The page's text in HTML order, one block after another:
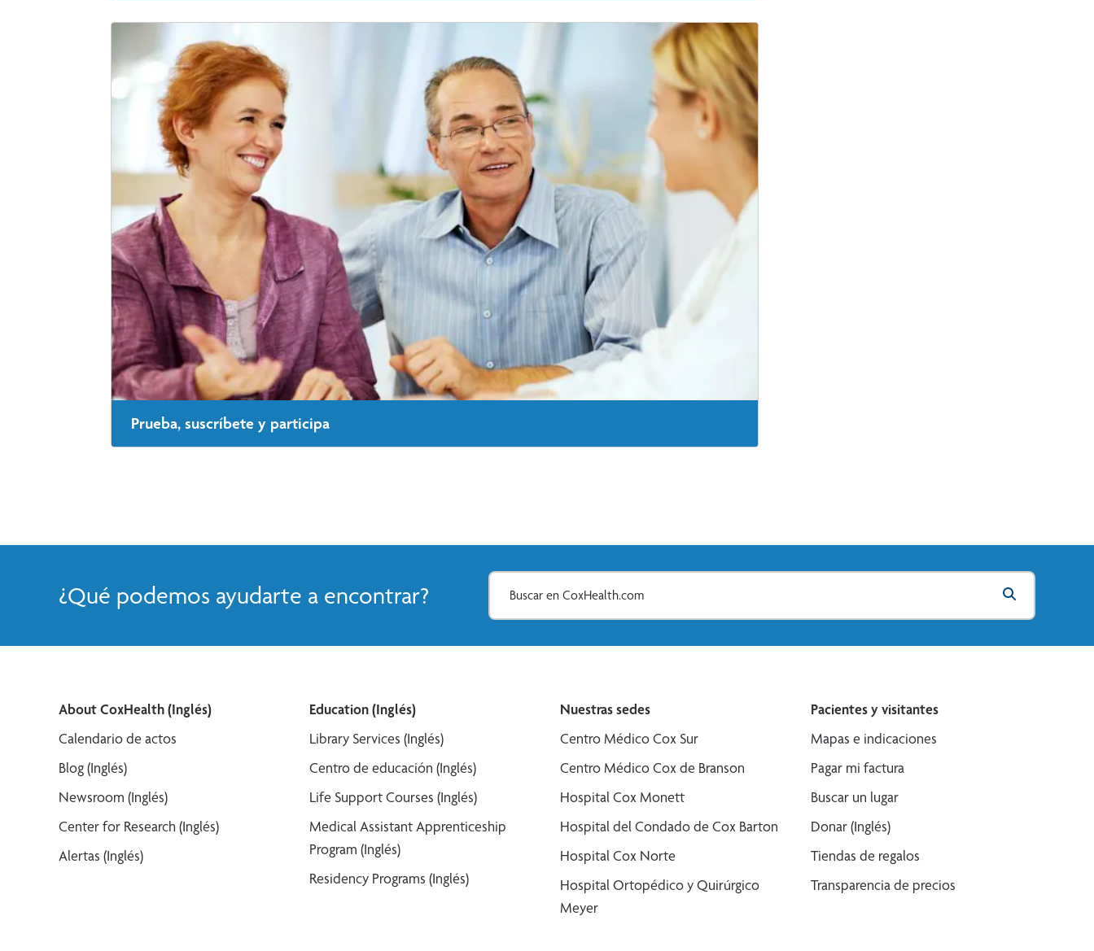
Prueba, suscríbete y participa
¿Qué podemos ayudarte a encontrar?
About CoxHealth (Inglés)
Calendario de actos
Blog (Inglés)
Newsroom (Inglés)
Center for Research (Inglés)
Alertas (Inglés)
Education (Inglés)
Library Services (Inglés)
Centro de educación (Inglés)
Life Support Courses (Inglés)
Medical Assistant Apprenticeship
Program (Inglés)
Residency Programs (Inglés)
Nuestras sedes
Centro Médico Cox Sur
Centro Médico Cox de Branson
Hospital Cox Monett
Hospital del Condado de Cox Barton
Hospital Cox Norte
Hospital Ortopédico y Quirúrgico
Meyer
Pacientes y visitantes
Mapas e indicaciones
Pagar mi factura
Buscar un lugar
Donar (Inglés)
Tiendas de regalos
Transparencia de precios